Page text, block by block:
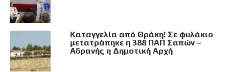
Καταγγελία από Θράκη! Σε φυλάκιο
μετατράπηκε η 388 ΠΑΠ Σαπών –
Αδρανής η Δημοτική Αρχή